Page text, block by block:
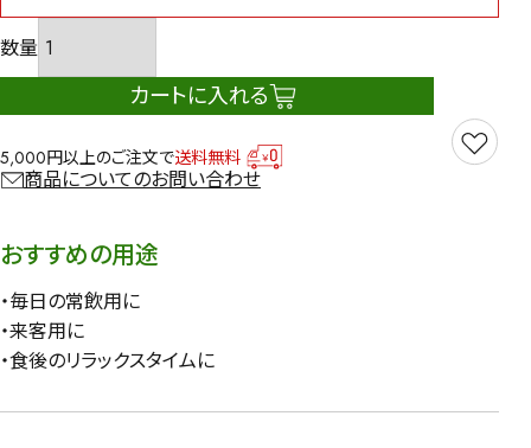
カートに入れる
5,000円以上のご注文で送料無料
商品についてのお問い合わせ
おすすめの用途
・毎日の常飲用に
・来客用に
・食後のリラックスタイムに